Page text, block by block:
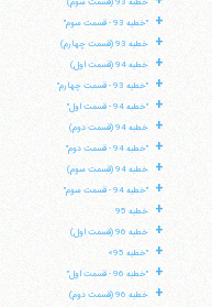
+ "خطبه 93 - قسمت سوم"
+ خطبه 93 (قسمت چهارم)
+ خطبه 94 (قسمت اول)
+ "خطبه 93 - قسمت چهارم"
+ "خطبه 94 - قسمت اول"
+ خطبه 94 (قسمت دوم)
+ "خطبه 94 - قسمت دوم"
+ خطبه 94 (قسمت سوم)
+ "خطبه 94 - قسمت سوم"
+ خطبه 95
+ خطبه 96 (قسمت اول)
+ "خطبه 95»
+ "خطبه 96 - قسمت اول"
+ خطبه 96 (قسمت دوم)
ایران